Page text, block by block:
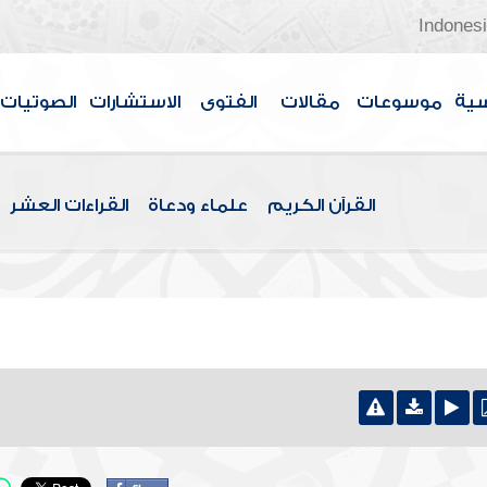
موسوعات مقالات الفتوى الاستشارات الصوتيات
القرآن الكريم علماء ودعاة القراءات العشر